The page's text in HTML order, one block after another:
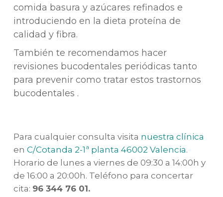
comida basura y azúcares refinados e
introduciendo en la dieta proteína de
calidad y fibra.
También te recomendamos hacer
revisiones bucodentales periódicas tanto
para prevenir como tratar estos trastornos
bucodentales .
Para cualquier consulta visita nuestra clínica
en C/Cotanda 2-1ª planta 46002 Valencia.
Horario de lunes a viernes de 09:30 a 14:00h y
de 16:00 a 20:00h. Teléfono para concertar
cita: 96 344 76 01.